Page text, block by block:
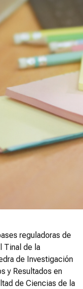
reguladoras de
Tinal de la
de Investigación
y Resultados en
de Ciencias de la